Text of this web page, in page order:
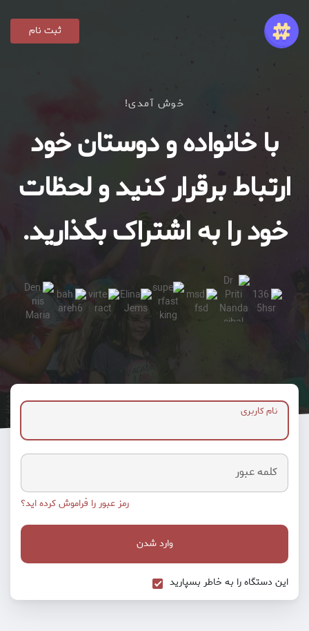
ثبت نام
خوش آمدی!
با خانواده و دوستان خود
ارتباط برقرار کنید و لحظات
خود را به اشتراک بگذارید.
نام کاربری
کلمه عبور
رمز عبور را فراموش کرده اید؟
وارد شدن
این دستگاه را به خاطر بسپارید